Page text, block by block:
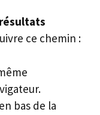
résultats
ce chemin :
en bas de la